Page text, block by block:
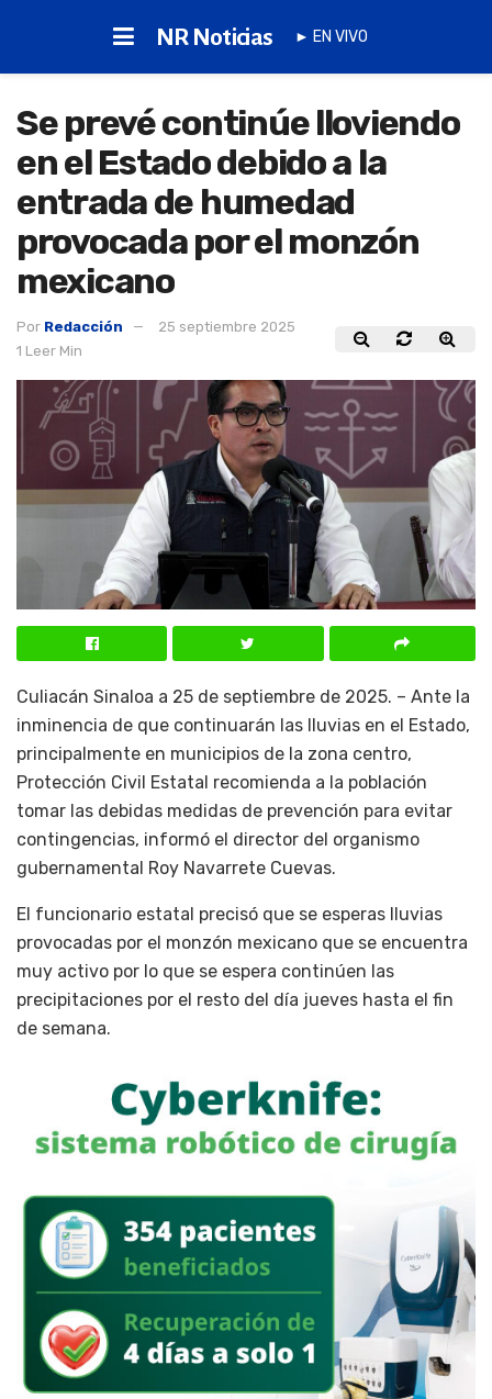
NR Noticias ► EN VIVO
Se prevé continúe lloviendo
en el Estado debido a la
entrada de humedad
provocada por el monzón
mexicano
Por Redacción
25 septiembre 2025
1 Leer Min
Culiacán Sinaloa a 25 de septiembre de 2025. – Ante la
inminencia de que continuarán las lluvias en el Estado,
principalmente en municipios de la zona centro,
Protección Civil Estatal recomienda a la población
tomar las debidas medidas de prevención para evitar
contingencias, informó el director del organismo
gubernamental Roy Navarrete Cuevas.
El funcionario estatal precisó que se esperas lluvias
provocadas por el monzón mexicano que se encuentra
muy activo por lo que se espera continúen las
precipitaciones por el resto del día jueves hasta el fin
de semana.